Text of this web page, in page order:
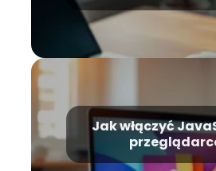
Jak włączyć